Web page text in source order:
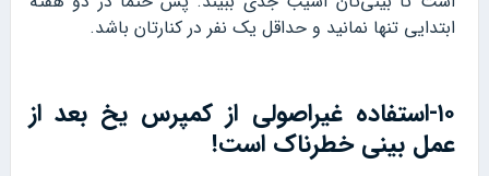
ابتدایی تنها نمانید و حداقل یک نفر در کنارتان باشد.
۱۰-استفاده غیراصولی از کمپرس یخ بعد از
عمل بینی خطرناک است!